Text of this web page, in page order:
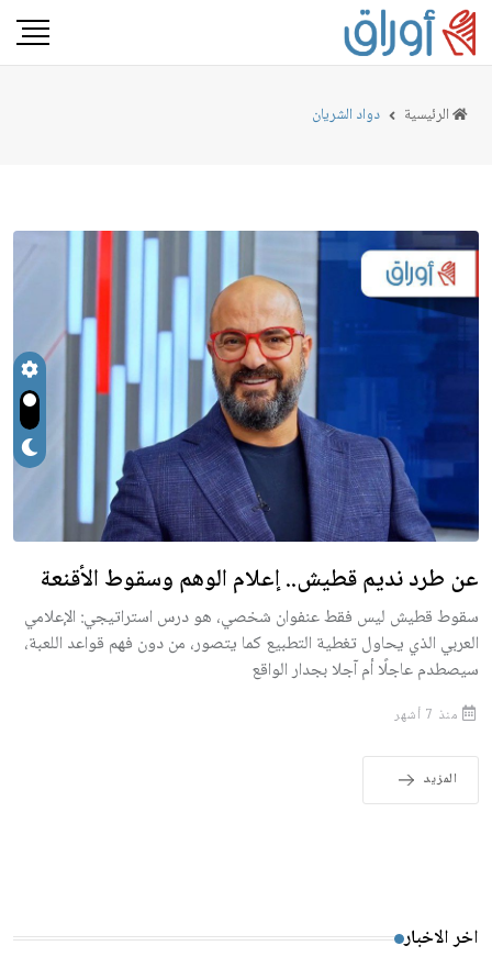
الرئيسية دواد الشريان
عن طرد نديم قطيش.. إعلام الوهم وسقوط الأقنعة
سقوط قطيش ليس فقط عنفوان شخصي، هو درس استراتيجي: الإعلامي
العربي الذي يحاول تغطية التطبيع كما يتصور، من دون فهم قواعد اللعبة،
سيصطدم عاجلًا أم آجلا بجدار الواقع
منذ 7 أشهر
المزيد
اخر الاخبار